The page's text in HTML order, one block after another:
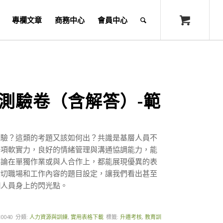
專欄文章 商務中心 會員中心
驗卷（含解答）-範
？這類的考題又該如何出？共識是基層人員不
軟實力，良好的情緒管理與溝通協調能力，能
在單獨作業或與人合作上，都能展現優異的表
職場和工作內容的題目設定，讓我們看出甚至
員身上的閃光點。
分類: 人力資源與訓練, 實用表格下載 標籤: 升遷考核, 教育訓